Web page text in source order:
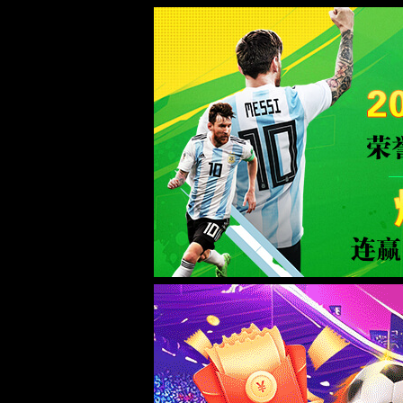
0567.c拉斯维加斯(Macau)股